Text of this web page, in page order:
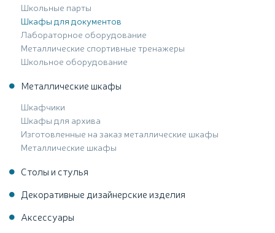
Школьные парты
Шкафы для документов
Лабораторное оборудование
Металлические спортивные тренажеры
Школьное оборудование
Металлические шкафы
Шкафчики
Шкафы для архива
Изготовленные на заказ металлические шкафы
Металлические шкафы
Столы и стулья
Декоративные дизайнерские изделия
Аксессуары